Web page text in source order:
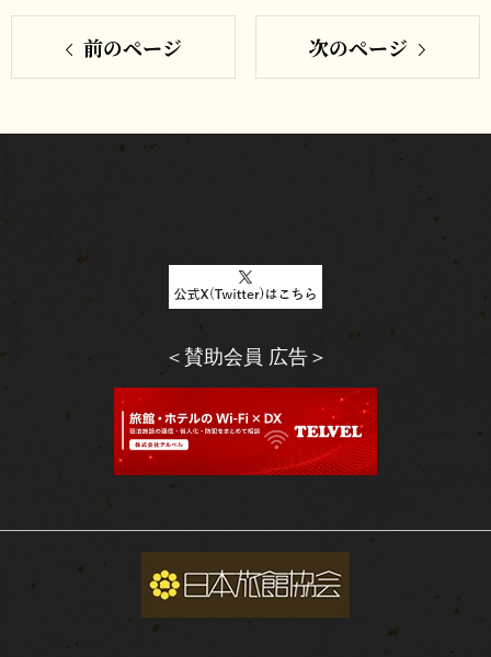
ア
す
る
シ
す
前のページ 次のページ
＜賛助会員 広告＞